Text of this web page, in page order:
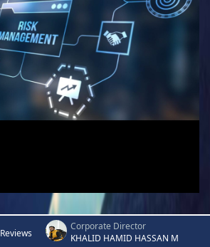
Reviews
Corporate Director
KHALID HAMID HASSAN M